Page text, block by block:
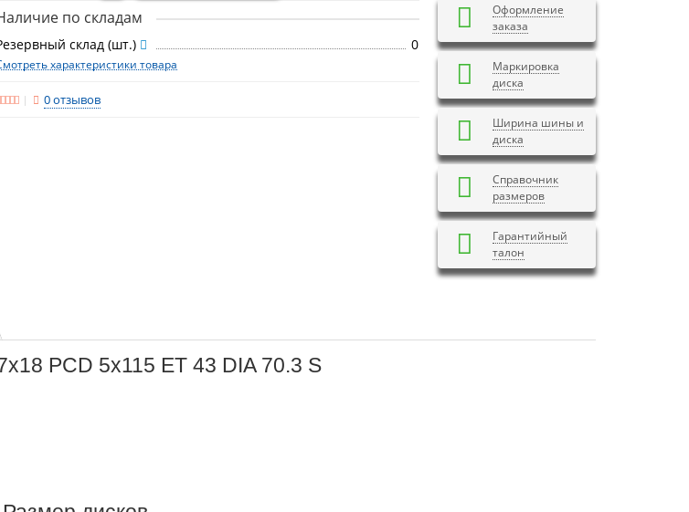
по складам
склад (шт.) 0
характеристики товара
0 отзывов
Оформление
заказа
Маркировка
диска
Ширина шины и
диска
Справочник
размеров
Гарантийный
талон
PCD 5x115 ET 43 DIA 70.3 S